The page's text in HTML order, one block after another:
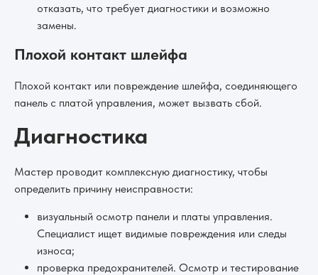
отказать, что требует диагностики и возможно
замены.
Плохой контакт шлейфа
Плохой контакт или повреждение шлейфа, соединяющего
панель с платой управления, может вызвать сбой.
Диагностика
Мастер проводит комплексную диагностику, чтобы
определить причину неисправности:
визуальный осмотр панели и платы управления.
Специалист ищет видимые повреждения или следы
износа;
проверка предохранителей. Осмотр и тестирование